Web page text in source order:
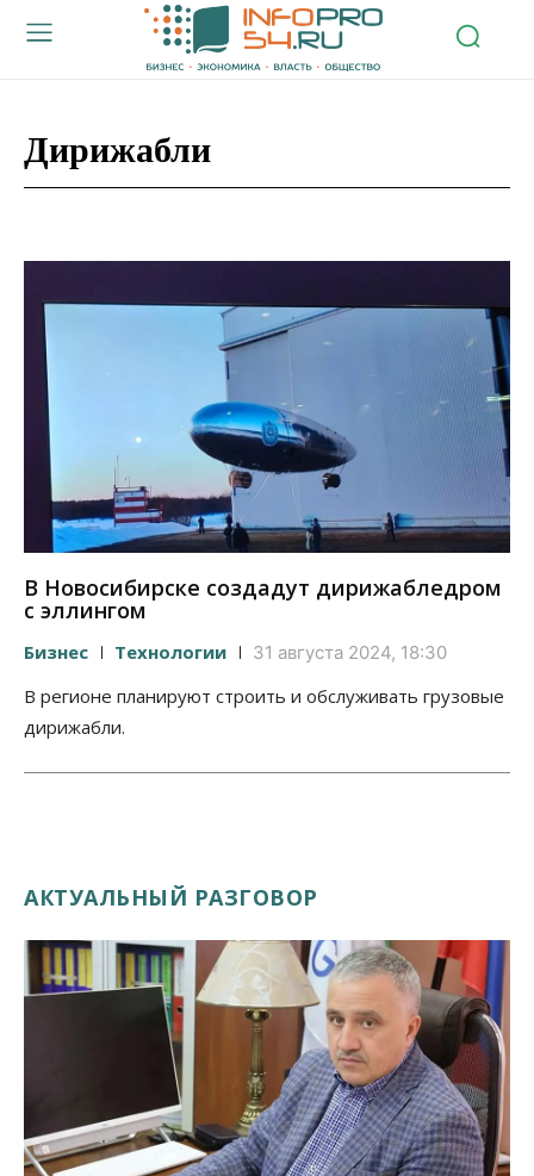
Дирижабли
В Новосибирске создадут дирижабледром
с эллингом
Бизнес Технологии 31 августа 2024, 18:30
В регионе планируют строить и обслуживать грузовые
дирижабли.
АКТУАЛЬНЫЙ РАЗГОВОР